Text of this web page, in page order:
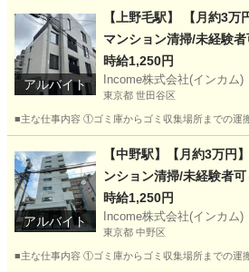
その他 時給
アルバイト
【上野毛駅】 【月約3万
マンション清掃/未経験
時給1,250円
Income株式会社(インカム)
東京都 世田谷区
■主な仕事内容 ①ゴミ庫からゴミ収集場所までの運
その他 時給
アルバイト
【中野駅】【月約3万円
ンション清掃/未経験者
時給1,250円
Income株式会社(インカム)
東京都 中野区
■主な仕事内容 ①ゴミ庫からゴミ収集場所までの運